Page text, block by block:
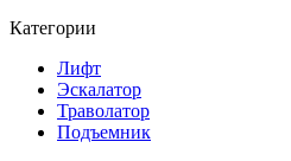
Категории
Лифт
Эскалатор
Траволатор
Подъемник